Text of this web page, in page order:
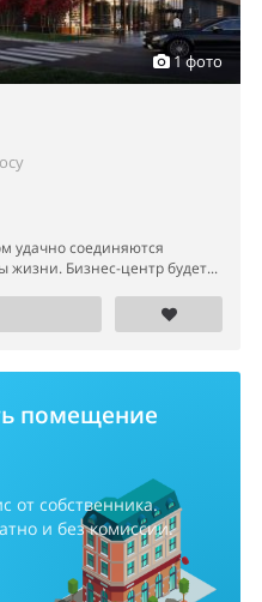
1 фото
удачно соединяются
жизни. Бизнес-центр будет...
помещение
от собственника.
и без комиссии.